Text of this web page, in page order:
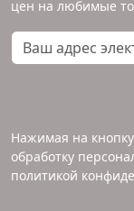
цен на любимые
Ваш адрес
Нажимая на
обработку
политикой